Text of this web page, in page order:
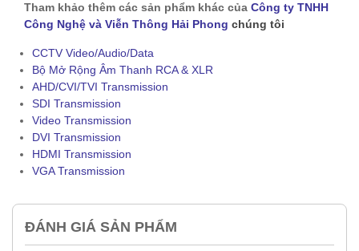
Tham khảo thêm các sản phẩm khác của Công ty TNHH
Công Nghệ và Viễn Thông Hải Phong chúng tôi
CCTV Video/Audio/Data
Bộ Mở Rộng Âm Thanh RCA & XLR
AHD/CVI/TVI Transmission
SDI Transmission
Video Transmission
DVI Transmission
HDMI Transmission
VGA Transmission
ĐÁNH GIÁ SẢN PHẨM